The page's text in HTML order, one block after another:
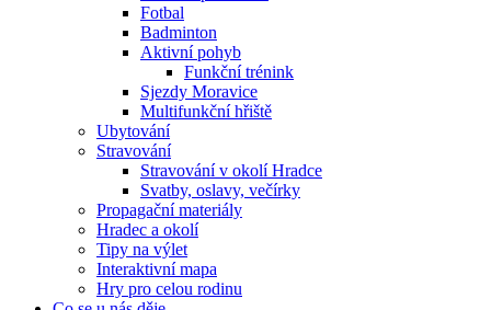
Fotbal
Badminton
Aktivní pohyb
Funkční trénink
Sjezdy Moravice
Multifunkční hřiště
Ubytování
Stravování
Stravování v okolí Hradce
Svatby, oslavy, večírky
Propagační materiály
Hradec a okolí
Tipy na výlet
Interaktivní mapa
Hry pro celou rodinu